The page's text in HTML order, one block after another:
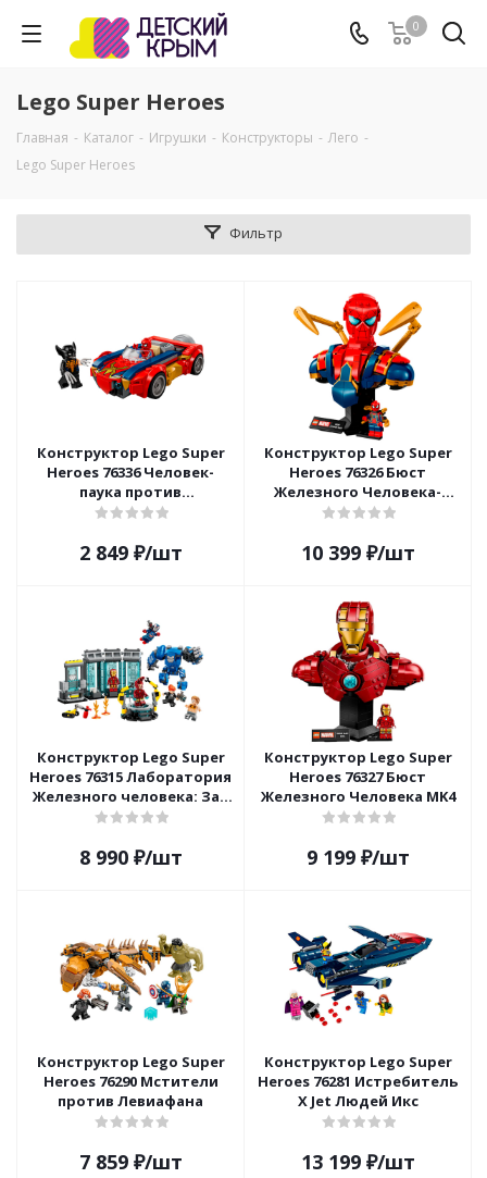
0
Lego Super Heroes
Главная - Каталог - Игрушки - Конструкторы - Лего -
Lego Super Heroes
Фильтр
Конструктор Lego Super
Heroes 76336 Человек-
паука против
Веномизированного
2 849₽/шт
Конструктор Lego Super
Heroes 76326 Бюст
Железного Человека-
паука
10 399₽/шт
Конструктор Lego Super
Heroes 76315 Лаборатория
Железного человека: Зал
костюмов
8 990₽/шт
Конструктор Lego Super
Heroes 76327 Бюст
Железного Человека MK4
9 199₽/шт
Конструктор Lego Super
Heroes 76290 Мстители
против Левиафана
7 859₽/шт
Конструктор Lego Super
Heroes 76281 Истребитель
X Jet Людей Икс
13 199₽/шт